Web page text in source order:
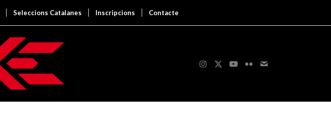
Seleccions Catalanes Inscripcions Contacte